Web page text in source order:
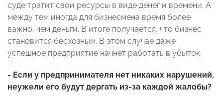
суде тратит свои ресурсы в виде денег и времени. А
между тем иногда для бизнесмена время более
важно, чем деньги. В итоге получается, что бизнес
становится бесхозным. В этом случае даже
успешное предприятие начнет работать в убыток.
- Если у предпринимателя нет никаких нарушений,
неужели его будут дергать из-за каждой жалобы?